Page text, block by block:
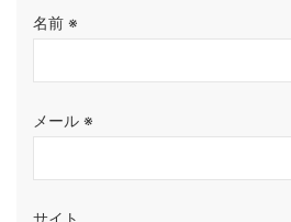
名前 ※
メール ※
サイト